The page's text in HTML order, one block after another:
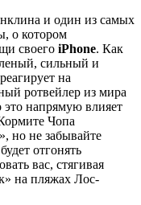
и один из самых
о котором
своего iPhone. Как
сильный и
на
ротвейлер из мира
это напрямую влияет
Чопа
но не забывайте
отгонять
вас, стягивая
на пляжах Лос-